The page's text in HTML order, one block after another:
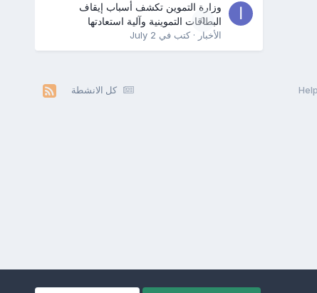
0
وزارة التموين تكشف أسباب إيقاف
البطاقات التموينية وآلية استعادتها
الأخبار · كتب في July 2
كل الانشطة